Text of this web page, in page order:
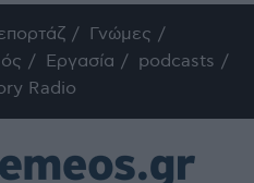
Γνώμες
Εργασία
podcasts
Radio